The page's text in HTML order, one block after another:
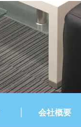
会社概要